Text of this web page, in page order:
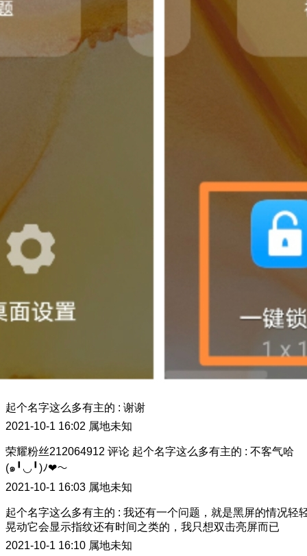
起个名字这么多有主的 : 谢谢
2021-10-1 16:02 属地未知
荣耀粉丝212064912 评论 起个名字这么多有主的 : 不客气哈
(๑╹◡╹)ﾉ❤～
2021-10-1 16:03 属地未知
起个名字这么多有主的 : 我还有一个问题，就是黑屏的情况轻
晃动它会显示指纹还有时间之类的，我只想双击亮屏而已
2021-10-1 16:10 属地未知